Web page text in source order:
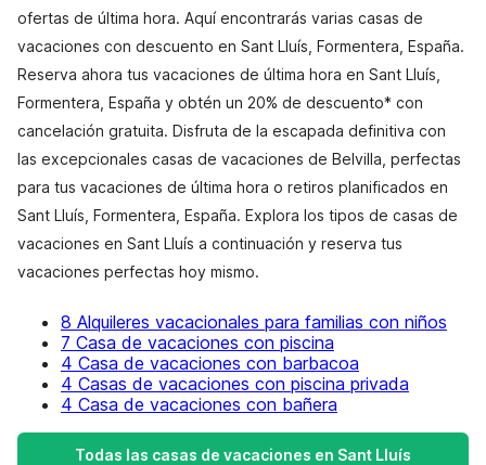
ofertas de última hora. Aquí encontrarás varias casas de
vacaciones con descuento en Sant Lluís, Formentera, España.
Reserva ahora tus vacaciones de última hora en Sant Lluís,
Formentera, España y obtén un 20% de descuento* con
cancelación gratuita. Disfruta de la escapada definitiva con
las excepcionales casas de vacaciones de Belvilla, perfectas
para tus vacaciones de última hora o retiros planificados en
Sant Lluís, Formentera, España. Explora los tipos de casas de
vacaciones en Sant Lluís a continuación y reserva tus
vacaciones perfectas hoy mismo.
8 Alquileres vacacionales para familias con niños
7 Casa de vacaciones con piscina
4 Casa de vacaciones con barbacoa
4 Casas de vacaciones con piscina privada
4 Casa de vacaciones con bañera
Todas las casas de vacaciones en Sant Lluís